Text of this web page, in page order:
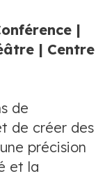
|
| Centre
de
de créer des
précision
et la